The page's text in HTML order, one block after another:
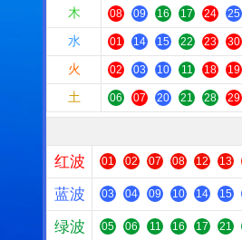
木 08 09 16 17 24 25
水 01 14 15 22 23 30
火 02 03 10 11 18 19
土 06 07 20 21 28 29
红波 01 02 07 08 12 13
蓝波 03 04 09 10 14 15
绿波 05 06 11 16 17 21